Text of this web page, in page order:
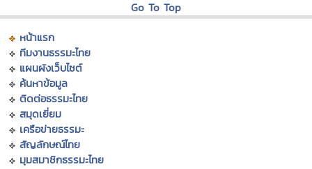
Go To Top
หน้าแรก
ทีมงานธรรมะไทย
แผนผังเว็บไซต์
ค้นหาข้อมูล
ติดต่อธรรมะไทย
สมุดเยี่ยม
เครือข่ายธรรมะ
สัญลักษณ์ไทย
มุมสมาชิกธรรมะไทย